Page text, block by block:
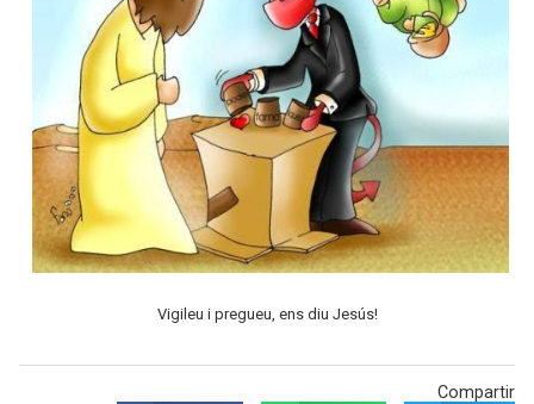
Vigileu i pregueu, ens diu Jesús!
Compartir